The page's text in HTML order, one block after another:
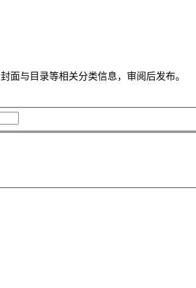
面与目录等相关分类信息，审阅后发布。